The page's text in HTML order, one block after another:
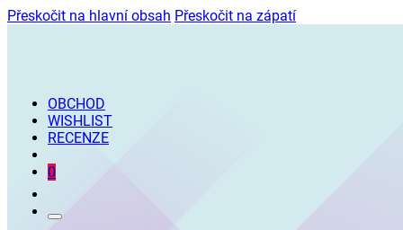
Přeskočit na hlavní obsah Přeskočit na zápatí
OBCHOD
WISHLIST
RECENZE
0